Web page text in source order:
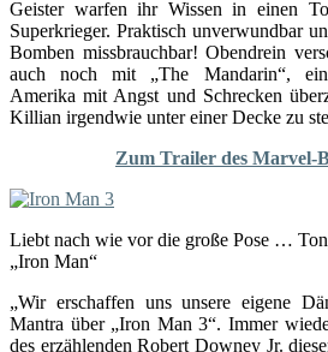
Geister warfen ihr Wissen in einen
Superkrieger. Praktisch unverwundbar
Bomben missbrauchbar! Obendrein
auch noch mit „The Mandarin“,
Amerika mit Angst und Schrecken
Killian irgendwie unter einer Decke zu
Zum Trailer des Marvel-
Liebt nach wie vor die große Pose …
„Iron Man“
„Wir erschaffen uns unsere eigene
Mantra über „Iron Man 3“. Immer
des erzählenden Robert Downey Jr.